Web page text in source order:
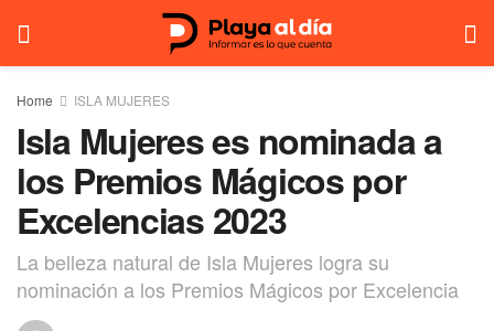
Home ISLA MUJERES
Isla Mujeres es nominada a
los Premios Mágicos por
Excelencias 2023
La belleza natural de Isla Mujeres logra su
nominación a los Premios Mágicos por Excelencia